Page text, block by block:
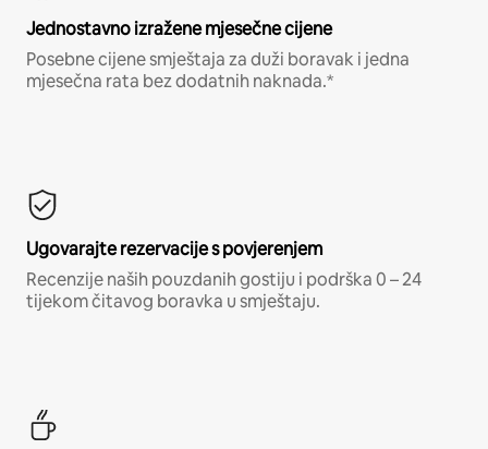
Jednostavno izražene mjesečne cijene
Posebne cijene smještaja za duži boravak i jedna
mjesečna rata bez dodatnih naknada.*
Ugovarajte rezervacije s povjerenjem
Recenzije naših pouzdanih gostiju i podrška 0 – 24
tijekom čitavog boravka u smještaju.